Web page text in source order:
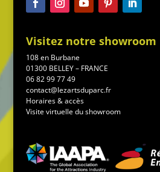
Visitez notre showroom
108 en Burbane
01300 BELLEY – FRANCE
06 82 99 77 49
contact@lezartsduparc.fr
Horaires & accès
Visite virtuelle du showroom